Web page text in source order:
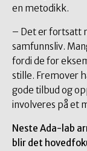
en metodikk.
– Det er fortsatt
samfunnsliv.
fordi de for
stille. Fremover
gode tilbud og
involveres på et
Neste Ada-lab
blir det